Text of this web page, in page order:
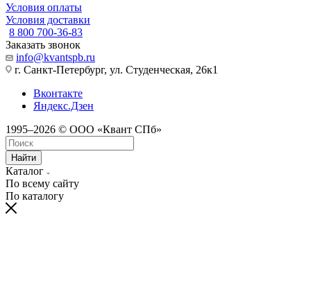
Условия оплаты
Условия доставки
8 800 700-36-83
Заказать звонок
info@kvantspb.ru
г. Санкт-Петербург, ул. Студенческая, 26к1
Вконтакте
Яндекс.Дзен
1995–2026 © ООО «Квант СПб»
Найти
Каталог
По всему сайту
По каталогу